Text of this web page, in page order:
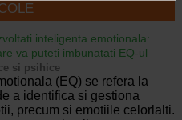
inteligenta emotionala:
va puteti imbunatati EQ-ul
si psihice
(EQ) se refera la
a identifica si gestiona
precum si emotiile celorlalti.